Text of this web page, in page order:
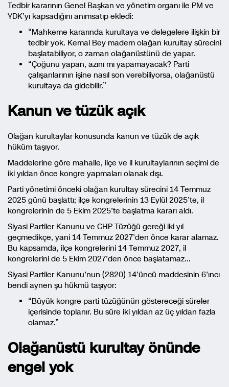
Tedbir kararının Genel Başkan ve yönetim organı ile PM ve
YDK’yı kapsadığını anımsatıp ekledi:
“Mahkeme kararında kurultaya ve delegelere ilişkin bir
tedbir yok. Kemal Bey madem olağan kurultay sürecini
başlatabiliyor, o zaman olağanüstünü de yapar.
“Çoğunu yapan, azını mı yapamayacak? Parti
çalışanlarının işine nasıl son verebiliyorsa, olağanüstü
kurultaya da gidebilir.”
Kanun ve tüzük açık
Olağan kurultaylar konusunda kanun ve tüzük de açık
hüküm taşıyor.
Maddelerine göre mahalle, ilçe ve il kurultaylarının seçimi de
iki yıldan önce kongre yapmaları olanak dışı.
Parti yönetimi önceki olağan kurultay sürecini 14 Temmuz
2025 günü başlattı; ilçe kongrelerinin 13 Eylül 2025’te, il
kongrelerinin de 5 Ekim 2025’te başlatma kararı aldı.
Siyasi Partiler Kanunu ve CHP Tüzüğü gereği iki yıl
geçmedikçe, yani 14 Temmuz 2027’den önce karar alamaz.
Bu kapsamda, ilçe kongrelerini 14 Temmuz 2027, il
kongrelerini de 5 Ekim 2027’den önce başlatamaz…
Siyasi Partiler Kanunu’nun (2820) 14’üncü maddesinin 6’ıncı
bendi aynen şu hükmü taşıyor:
“Büyük kongre parti tüzüğünün göstereceği süreler
içerisinde toplanır. Bu süre iki yıldan az üç yıldan fazla
olamaz.”
Olağanüstü kurultay önünde
engel yok